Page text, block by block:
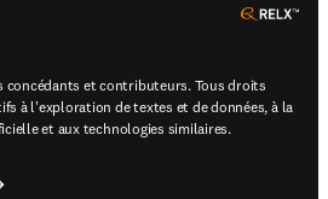
concédants et contributeurs. Tous droits
à l'exploration de textes et de données, à la
et aux technologies similaires.